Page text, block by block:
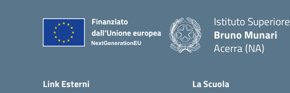
Istituto Superiore
Bruno Munari
Acerra (NA)
Link Esterni La Scuola